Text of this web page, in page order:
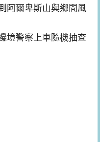
阿爾卑斯山與鄉間風
境警察上車隨機抽查